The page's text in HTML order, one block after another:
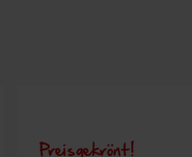
Preisgekrönt!